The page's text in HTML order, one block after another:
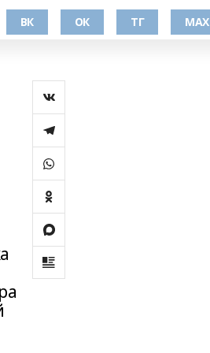
ВК ОК ТГ МАХ